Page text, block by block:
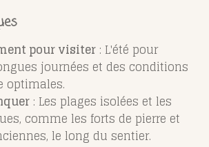
pour visiter : L'été pour
journées et des conditions
optimales.
: Les plages isolées et les
comme les forts de pierre et
le long du sentier.